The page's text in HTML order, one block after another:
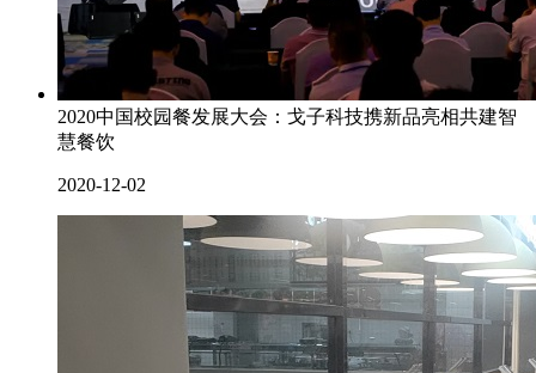
2020中国校园餐发展大会：戈子科技携新品亮相共建智
慧餐饮
2020-12-02